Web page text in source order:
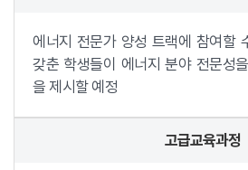
에너지 전문가 양성 트랙에 참여할
갖춘 학생들이 에너지 분야 전문성
을 제시할 예정
고급교육과정